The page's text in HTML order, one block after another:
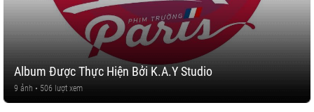
Album Được Thực Hiện Bởi K.A.Y Studio
9 ảnh • 506 lượt xem